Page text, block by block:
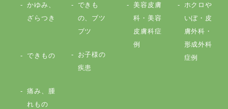
かゆみ、
ざらつき
できも
の、ブツ
ブツ
できもの
お子様の
疾患
痛み、腫
れもの
美容皮膚
科・美容
皮膚科症
例
ホクロや
いぼ・皮
膚外科・
形成外科
症例